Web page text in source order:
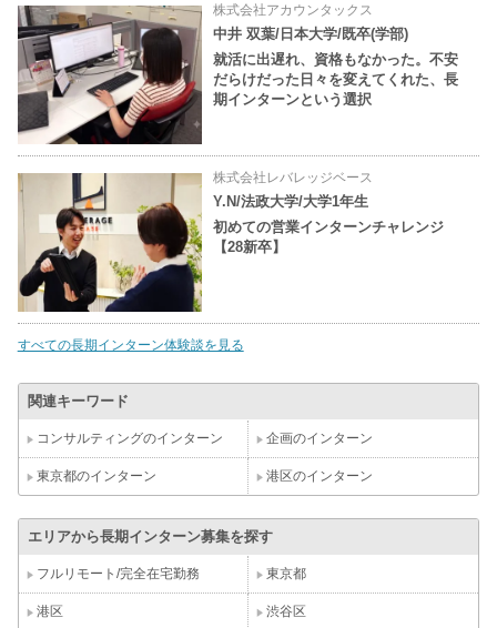
株式会社アカウンタックス
中井 双葉/日本大学/既卒(学部)
就活に出遅れ、資格もなかった。不安
だらけだった日々を変えてくれた、長
期インターンという選択
株式会社レバレッジベース
Y.N/法政大学/大学1年生
初めての営業インターンチャレンジ
【28新卒】
すべての長期インターン体験談を見る
関連キーワード
コンサルティングのインターン 企画のインターン
東京都のインターン 港区のインターン
エリアから長期インターン募集を探す
フルリモート/完全在宅勤務 東京都
港区 渋谷区